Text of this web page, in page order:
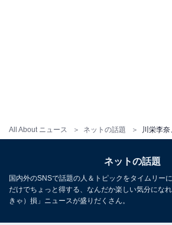
All About ニュース ネットの話題
ネットの話題
国内外のSNSで話題の人＆トピックをタイムリー
だけでちょっと得する、なんだか楽しい気分にな
きゃ）損」ニュースが盛りだくさん。